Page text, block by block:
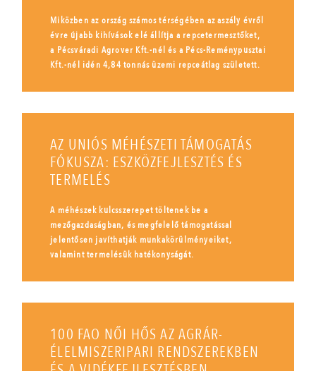
Miközben az ország számos térségében az aszály évről
évre újabb kihívások elé állítja a repcetermesztőket,
a Pécsváradi Agrover Kft.-nél és a Pécs-Reménypusztai
Kft.-nél idén 4,84 tonnás üzemi repceátlag született.
AZ UNIÓS MÉHÉSZETI TÁMOGATÁS
FÓKUSZA: ESZKÖZFEJLESZTÉS ÉS
TERMELÉS
A méhészek kulcsszerepet töltenek be a
mezőgazdaságban, és megfelelő támogatással
jelentősen javíthatják munkakörülményeiket,
valamint termelésük hatékonyságát.
100 FAO NŐI HŐS AZ AGRÁR-
ÉLELMISZERIPARI RENDSZEREKBEN